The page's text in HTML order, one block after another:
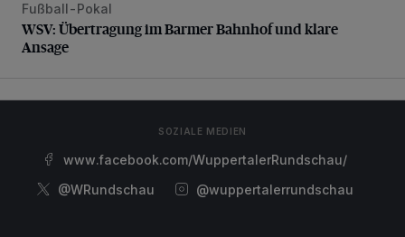
WSV: Übertragung im Barmer Bahnhof und klare Ansage
Fußball-Pokal
WSV: Übertragung im Barmer Bahnhof und klare
Ansage
SOZIALE MEDIEN
www.facebook.com/WuppertalerRundschau/
@WRundschau
@wuppertalerrundschau